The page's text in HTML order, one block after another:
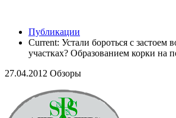
Публикации
Current: Устали бороться с застоем
участках? Образованием корки на
27.04.2012 Обзоры